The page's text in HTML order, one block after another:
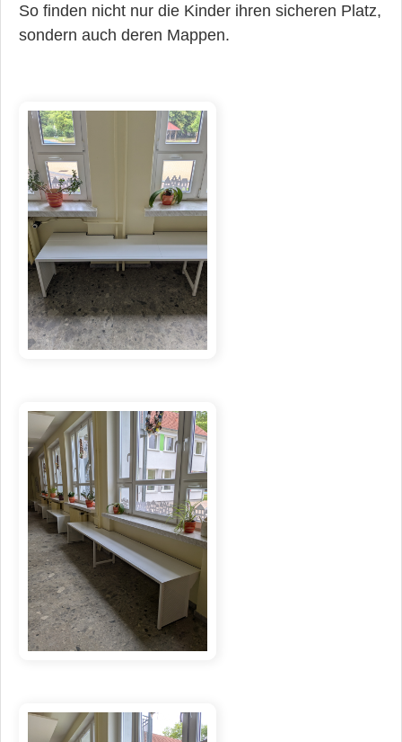
So finden nicht nur die Kinder ihren sicheren Platz,
sondern auch deren Mappen.